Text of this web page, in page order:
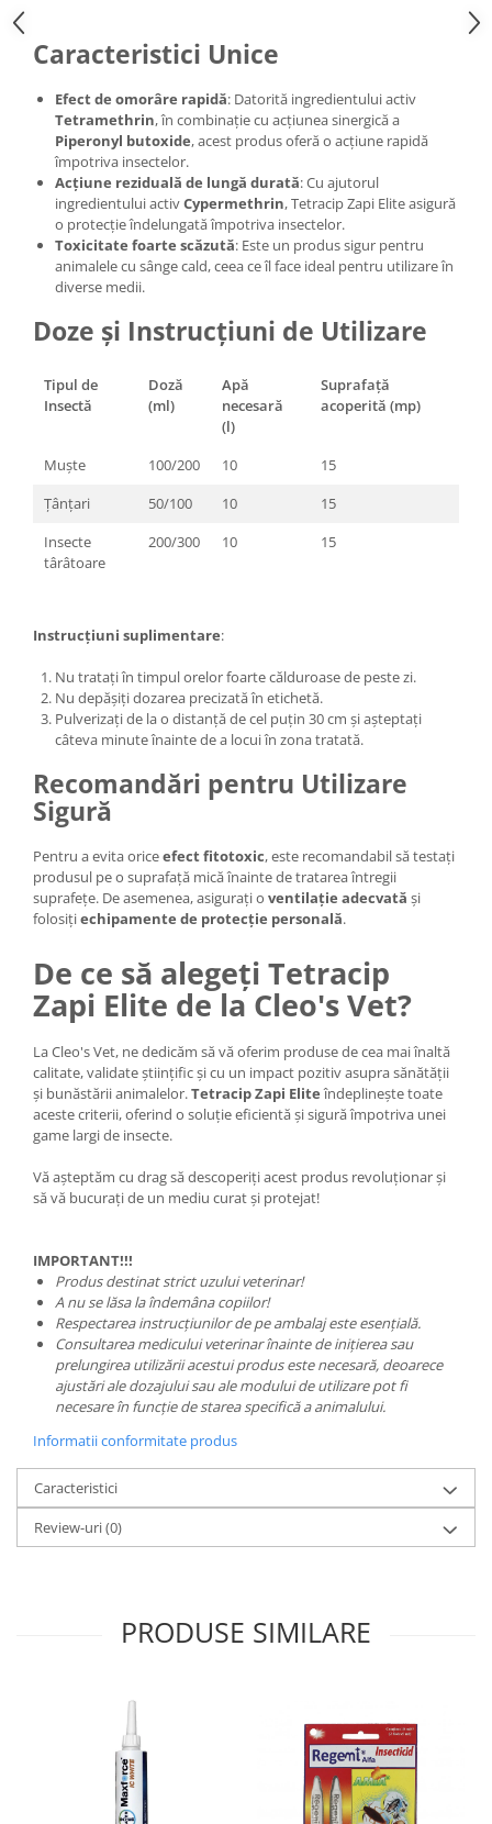
Caracteristici Unice
Efect de omorâre rapidă: Datorită ingredientului activ
Tetramethrin, în combinație cu acțiunea sinergică a
Piperonyl butoxide, acest produs oferă o acțiune rapidă
împotriva insectelor.
Acțiune reziduală de lungă durată: Cu ajutorul
ingredientului activCypermethrin, Tetracip Zapi Elite asigură
o protecție îndelungată împotriva insectelor.
Toxicitate foarte scăzută: Este un produs sigur pentru
animalele cu sânge cald, ceea ce îl face ideal pentru utilizare în
diverse medii.
Doze și Instrucțiuni de Utilizare
Tipul de
Insectă
Doză
(ml)
Apă
necesară
(l)
Suprafață
acoperită (mp)
Muște 100/200 10
15
Țânțari
50/100 10
15
Insecte
târâtoare
200/300 10 15
Instrucțiuni suplimentare:
Nu tratați în timpul orelor foarte călduroase de peste zi.
Nu depășiți dozarea precizată în etichetă.
Pulverizați de la o distanță de cel puțin 30 cm și așteptați
câteva minute înainte de a locui în zona tratată.
Recomandări pentru Utilizare
Sigură
Pentru a evita oriceefect fitotoxic, este recomandabil să testați
produsul pe o suprafață mică înainte de tratarea întregii
suprafețe. De asemenea, asigurați o ventilație adecvată și
folosițiechipamente de protecție personală.
De ce să alegeți Tetracip
Zapi Elite de la Cleo's Vet?
La Cleo's Vet, ne dedicăm să vă oferim produse de cea mai înaltă
calitate, validate științific și cu un impact pozitiv asupra sănătății
și bunăstării animalelor.Tetracip Zapi Eliteîndeplinește toate
aceste criterii, oferind o soluție eficientă și sigură împotriva unei
game largi de insecte.
Vă așteptăm cu drag să descoperiți acest produs revoluționar și
să vă bucurați de un mediu curat și protejat!
IMPORTANT!!!
Produs destinat strict uzului veterinar!
A nu se lăsa la îndemâna copiilor!
Respectarea instrucțiunilor de pe ambalaj este esențială.
Consultarea medicului veterinar înainte de inițierea sau
prelungirea utilizării acestui produs este necesară, deoarece
ajustări ale dozajului sau ale modului de utilizare pot fi
necesare în funcție de starea specifică a animalului.
Informatii conformitate produs
Caracteristici
Review-uri(0)
PRODUSE SIMILARE